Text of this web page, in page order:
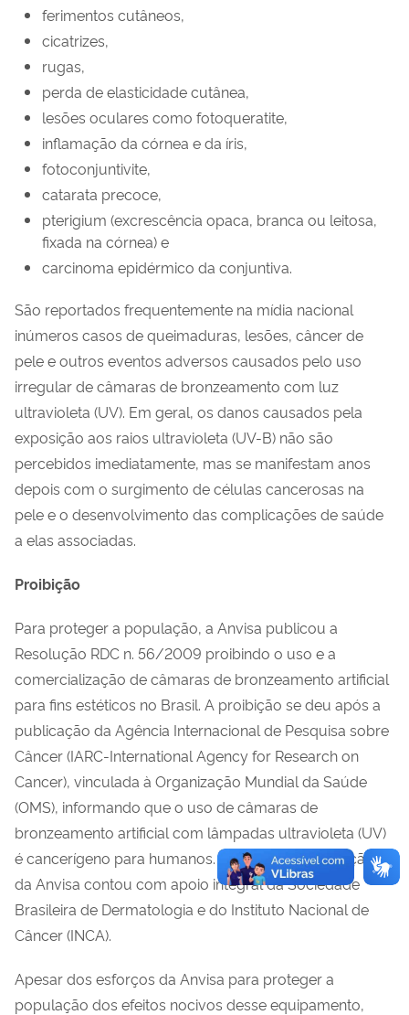
ferimentos cutâneos,
cicatrizes,
rugas,
perda de elasticidade cutânea,
lesões oculares como fotoqueratite,
inflamação da córnea e da íris,
fotoconjuntivite,
catarata precoce,
pterigium (excrescência opaca, branca ou leitosa,
fixada na córnea) e
carcinoma epidérmico da conjuntiva.
São reportados frequentemente na mídia nacional
inúmeros casos de queimaduras, lesões, câncer de
pele e outros eventos adversos causados pelo uso
irregular de câmaras de bronzeamento com luz
ultravioleta (UV). Em geral, os danos causados pela
exposição aos raios ultravioleta (UV-B) não são
percebidos imediatamente, mas se manifestam anos
depois com o surgimento de células cancerosas na
pele e o desenvolvimento das complicações de saúde
a elas associadas.
Proibição
Para proteger a população, a Anvisa publicou a
Resolução RDC n. 56/2009 proibindo o uso e a
comercialização de câmaras de bronzeamento artificial
para fins estéticos no Brasil. A proibição se deu após a
publicação da Agência Internacional de Pesquisa sobre
Câncer (IARC-International Agency for Research on
Cancer), vinculada à Organização Mundial da Saúde
(OMS), informando que o uso de câmaras de
bronzeamento artificial com lâmpadas ultravioleta (UV)
é cancerígeno para humanos. Esta ação de proibição
da Anvisa contou com apoio integral da Sociedade
Brasileira de Dermatologia e do Instituto Nacional de
Câncer (INCA).
Apesar dos esforços da Anvisa para proteger a
população dos efeitos nocivos desse equipamento,